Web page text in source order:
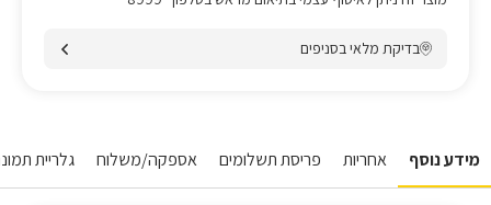
בדיקת מלאי בסניפים
מידע נוסף אחריות פריסת תשלומים אספקה/משלוח גלריית